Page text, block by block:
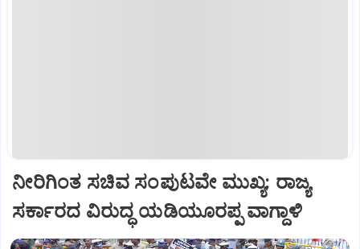
ನೀರಿಗಿಂತ ಸಚಿವ ಸಂಪುಟವೇ ಮುಖ್ಯ: ರಾಜ್ಯ
ಸರ್ಕಾರದ ವಿರುದ್ಧ ಯಡಿಯೂರಪ್ಪ ವಾಗ್ದಾಳಿ